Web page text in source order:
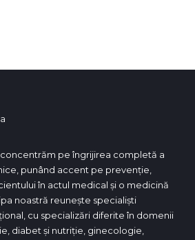
pe îngrijirea completă a
punând accent pe prevenție,
în actul medical și o medicină
noastră reunește specialiști
cu specializări diferite în domenii
diabet și nutriție, ginecologie,